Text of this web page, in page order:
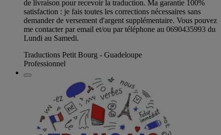
de livraison pour recevoir la traduction. Ma garantie 100%
satisfaction : je fais toutes les corrections nécessaires sans
demander de versement d'argent supplémentaire. Vous pouvez
me contacter par email et/ou par téléphone au 0690435993 du
Lundi au Samedi.
Traductions Petit Bourg - Guadeloupe
Professionnel